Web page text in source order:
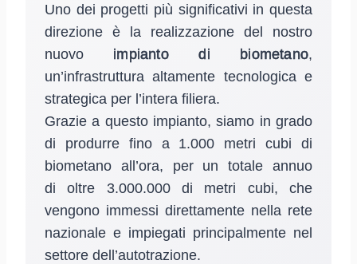
Uno dei progetti più significativi in questa
direzione è la realizzazione del nostro
nuovo impianto di biometano,
un’infrastruttura altamente tecnologica e
strategica per l’intera filiera.
Grazie a questo impianto, siamo in grado
di produrre fino a 1.000 metri cubi di
biometano all’ora, per un totale annuo
di oltre 3.000.000 di metri cubi, che
vengono immessi direttamente nella rete
nazionale e impiegati principalmente nel
settore dell’autotrazione.